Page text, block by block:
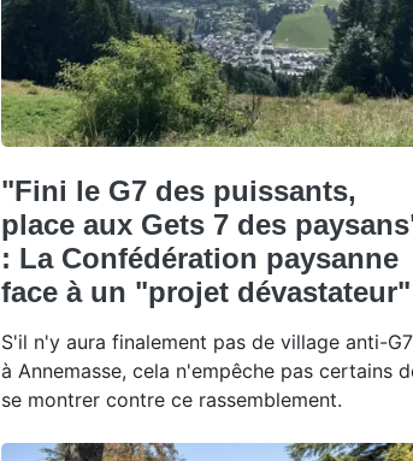
"Fini le G7 des puissants,
place aux Gets 7 des
: La Confédération paysanne
face à un "projet dévastateur"
S'il n'y aura finalement pas de village anti-G7
à Annemasse, cela n'empêche pas certains
se montrer contre ce rassemblement.